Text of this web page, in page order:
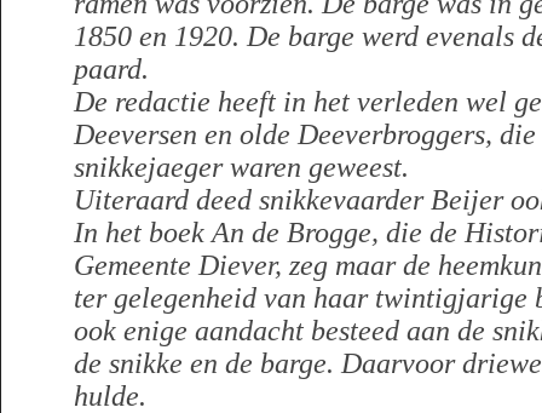
1850 en 1920. De barge werd evenals
paard.
De redactie heeft in het verleden wel
Deeversen en olde Deeverbroggers,
snikkejaeger waren geweest.
Uiteraard deed snikkevaarder Beijer
In het boek An de Brogge, die de
Gemeente Diever, zeg maar de
ter gelegenheid van haar twintigjarige
ook enige aandacht besteed aan de
de snikke en de barge. Daarvoor
hulde.